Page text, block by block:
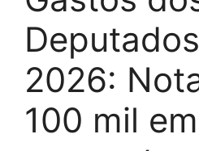
2026:
100 mil